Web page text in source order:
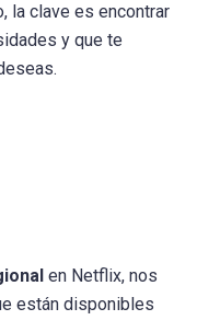
la clave es encontrar
y que te
en Netflix, nos
están disponibles